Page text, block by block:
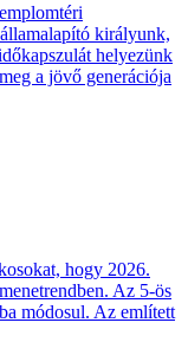
királyunk,
helyezünk
a jövő generációja
hogy 2026.
Az 5-ös
módosul. Az említett